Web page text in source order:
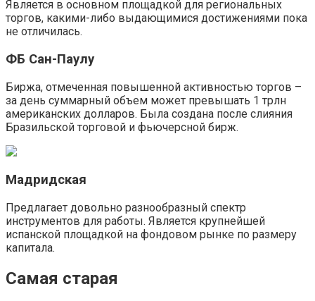
Является в основном площадкой для региональных
торгов, какими-либо выдающимися достижениями пока
не отличилась.
ФБ Сан-Паулу
Биржа, отмеченная повышенной активностью торгов –
за день суммарный объем может превышать 1 трлн
американских долларов. Была создана после слияния
Бразильской торговой и фьючерсной бирж.
Мадридская
Предлагает довольно разнообразный спектр
инструментов для работы. Является крупнейшей
испанской площадкой на фондовом рынке по размеру
капитала.
Самая старая